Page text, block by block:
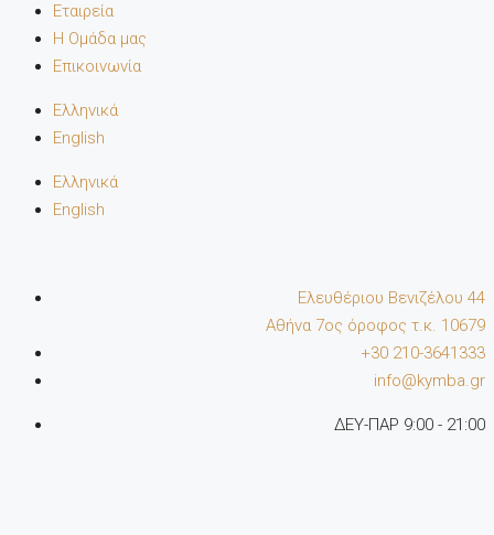
Εταιρεία
Η Ομάδα μας
Επικοινωνία
Ελληνικά
English
Ελληνικά
English
Ελευθέριου Βενιζέλου 44
Αθήνα 7oς όροφος τ.κ. 10679
+30 210-3641333
info@kymba.gr
ΔΕΥ-ΠΑΡ 9:00 - 21:00